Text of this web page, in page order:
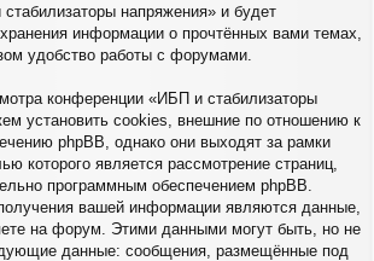
напряжения» и будет
информации о прочтённых вами темах,
удобство работы с форумами.
конференции «ИБП и стабилизаторы
установить cookies, внешние по отношению к
phpBB, однако они выходят за рамки
которого является рассмотрение страниц,
программным обеспечением phpBB.
вашей информации являются данные,
на форум. Этими данными могут быть, но не
данные: сообщения, размещённые под